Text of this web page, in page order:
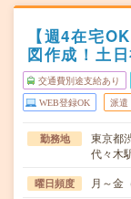
【週4在宅
図作成！土
交通費別途支給あり
WEB登録OK 派遣
勤務地
東京都
代々木
曜日頻度 月～金